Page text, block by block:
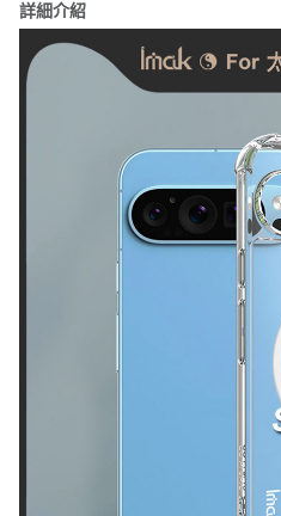
詳細介紹